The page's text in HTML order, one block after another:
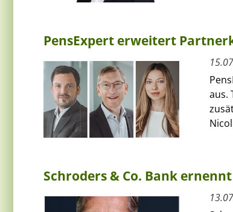
PensExpert erweitert
aus.
Schroders & Co. Bank